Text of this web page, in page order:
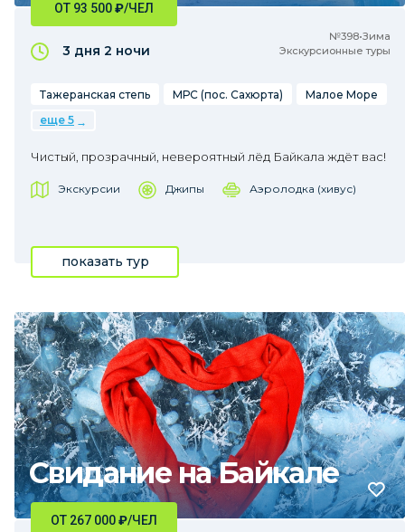
№398•Зима
Экскурсионные туры
ОТ 93 500₽/ЧЕЛ
3 дня 2 ночи
Тажеранская степь МРС (пос. Сахюрта)
Малое Море
еще 5
Чистый, прозрачный, невероятный лёд Байкала ждёт вас!
Экскурсии Джипы Аэролодка (хивус)
показать тур
Свидание на Байкале
ОТ 267 000₽/ЧЕЛ